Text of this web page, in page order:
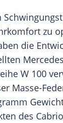
zu
die
W 100
Masse-
des